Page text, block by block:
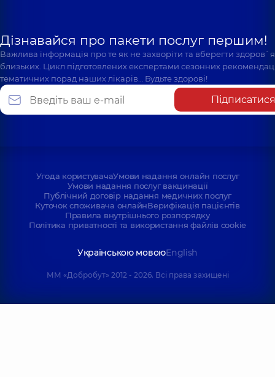
Дізнавайся про пакети послуг першим!
Важлива інформація про те як не захворіти та вберегти
близьких. Цикл підготовлених експертами сезонних
тематичних порад наших лікарів… Будьте здорові!
Підписатися
Угода користувачаУмови надання онлайн послуг
Умови надання послуг вакцинації
Публічний договір надання медичних послуг
Куточок споживача онлайнВерифікація пацієнтів
Правила внутрішнього розпорядку
Політика приватності та використання файлів cookie
Українською мовоюEnglish
ММ «Добробут» 2012 - 2026. Всі права захищені